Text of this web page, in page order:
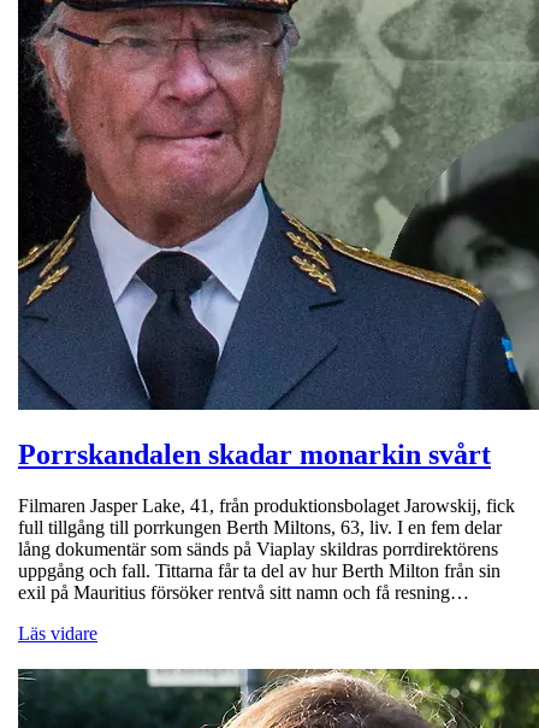
Porrskandalen skadar monarkin svårt
Filmaren Jasper Lake, 41, från produktionsbolaget Jarowskij, fick
full tillgång till porrkungen Berth Miltons, 63, liv. I en fem delar
lång dokumentär som sänds på Viaplay skildras porrdirektörens
uppgång och fall. Tittarna får ta del av hur Berth Milton från sin
exil på Mauritius försöker rentvå sitt namn och få resning…
Läs vidare